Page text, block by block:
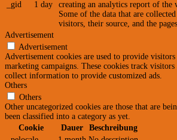
_gid 1 day
creating an analytics report of the
Some of the data that are
visitors, their source, and the
Advertisement
Advertisement
Advertisement cookies are used to provide
marketing campaigns. These cookies track visitors
collect information to provide customized ads.
Others
Others
Other uncategorized cookies are those that are
been classified into a category as yet.
Cookie
Dauer
Beschreibung